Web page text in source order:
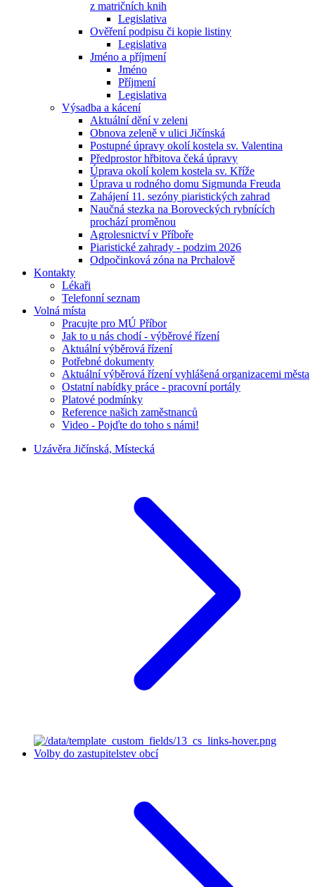
z matričních knih
Legislativa
Ověření podpisu či kopie listiny
Legislativa
Jméno a příjmení
Jméno
Příjmení
Legislativa
Výsadba a kácení
Aktuální dění v zeleni
Obnova zeleně v ulici Jičínská
Postupné úpravy okolí kostela sv. Valentina
Předprostor hřbitova čeká úpravy
Úprava okolí kolem kostela sv. Kříže
Úprava u rodného domu Sigmunda Freuda
Zahájení 11. sezóny piaristických zahrad
Naučná stezka na Boroveckých rybnících
prochází proměnou
Agrolesnictví v Příboře
Piaristické zahrady - podzim 2026
Odpočinková zóna na Prchalově
Kontakty
Lékaři
Telefonní seznam
Volná místa
Pracujte pro MÚ Příbor
Jak to u nás chodí - výběrové řízení
Aktuální výběrová řízení
Potřebné dokumenty
Aktuální výběrová řízení vyhlášená organizacemi města
Ostatní nabídky práce - pracovní portály
Platové podmínky
Reference našich zaměstnanců
Video - Pojďte do toho s námi!
Uzávěra Jičínská, Místecká
Volby do zastupitelstev obcí